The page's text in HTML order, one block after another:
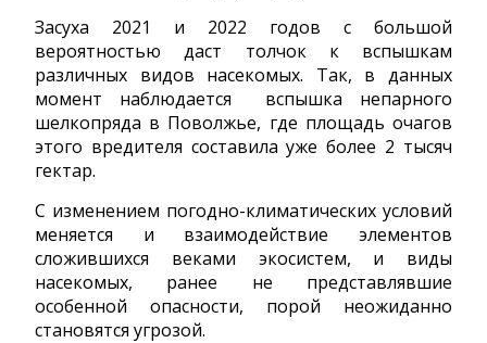
Засуха 2021 и 2022 годов с большой
вероятностью даст толчок к вспышкам
различных видов насекомых. Так, в данных
момент наблюдается вспышка непарного
шелкопряда в Поволжье, где площадь очагов
этого вредителя составила уже более 2 тысяч
гектар.
С изменением погодно-климатических условий
меняется и взаимодействие элементов
сложившихся веками экосистем, и виды
насекомых, ранее не представлявшие
особенной опасности, порой неожиданно
становятся угрозой.